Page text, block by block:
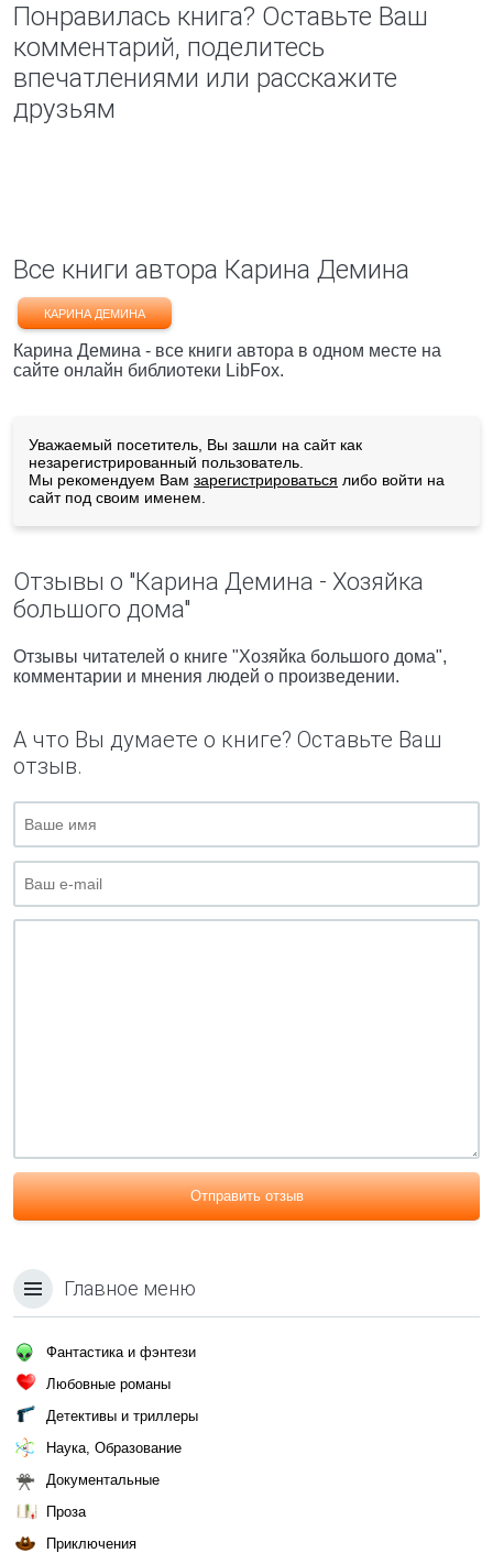
Понравилась книга? Оставьте Ваш
комментарий, поделитесь
впечатлениями или расскажите
друзьям
Все книги автора Карина Демина
КАРИНА ДЕМИНА
Карина Демина - все книги автора в одном месте на
сайте онлайн библиотеки LibFox.
Уважаемый посетитель, Вы зашли на сайт как
незарегистрированный пользователь.
Мы рекомендуем Вам зарегистрироваться либо войти на
сайт под своим именем.
Отзывы о "Карина Демина - Хозяйка
большого дома"
Отзывы читателей о книге "Хозяйка большого дома",
комментарии и мнения людей о произведении.
А что Вы думаете о книге? Оставьте Ваш
отзыв.
Отправить отзыв
Главное меню
Фантастика и фэнтези
Любовные романы
Детективы и триллеры
Наука, Образование
Документальные
Проза
Приключения